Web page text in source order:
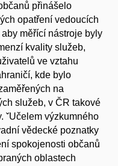
přinášelo
opatření vedoucích
měřící nástroje byly
kvality služeb,
ve vztahu
kde bylo
na
služeb, v ČR takové
ˇUčelem výzkumného
vědecké poznatky
spokojenosti občanů
oblastech